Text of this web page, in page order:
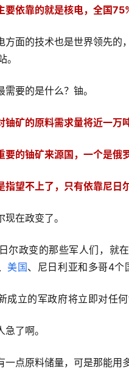
要依靠的就是核电，全国
方面的技术也是世界领先的
。
要的是什么？铀。
铀矿的原料需求量将近一万吨
要的铀矿来源国，一个是俄
指望不上了，只有依靠尼日尔
在政变了。
尔政变的那些军人们，就
美国、尼日利亚和多哥4个
成立的军政府将立即对任何
了啊。
一点原料储量，可是那能用